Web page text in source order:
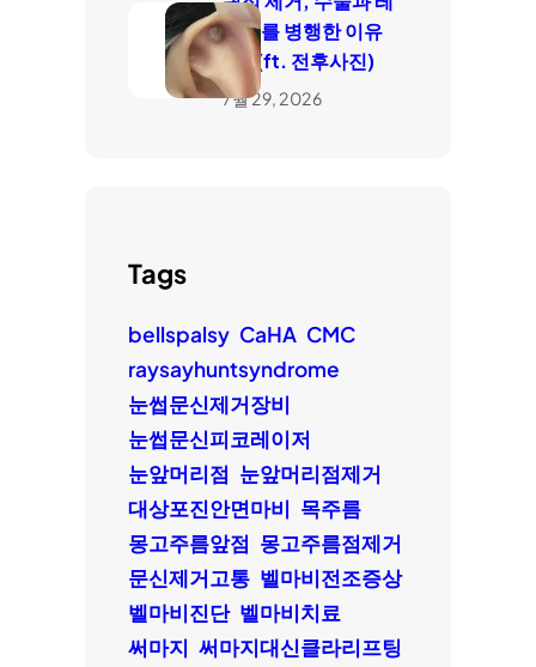
이저를 병행한 이유
는? (ft. 전후사진)
7월 29, 2026
Tags
bellspalsy CaHA CMC
raysayhuntsyndrome
눈썹문신제거장비
눈썹문신피코레이저
눈앞머리점 눈앞머리점제거
대상포진안면마비 목주름
몽고주름앞점 몽고주름점제거
문신제거고통 벨마비전조증상
벨마비진단 벨마비치료
써마지 써마지대신클라리프팅